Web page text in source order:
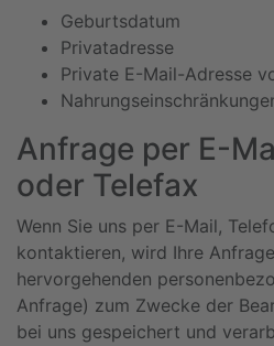
Geburtsdatum
Privatadresse
Private E-Mail-Adresse
Anfrage per E-
oder Telefax
Wenn Sie uns per E-Mail,
kontaktieren, wird Ihre
hervorgehenden
Anfrage) zum Zwecke der
bei uns gespeichert und